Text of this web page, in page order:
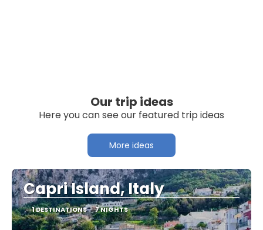
Our trip ideas
Here you can see our featured trip ideas
More ideas
Capri Island, Italy
1 DESTINATIONS 7 NIGHTS